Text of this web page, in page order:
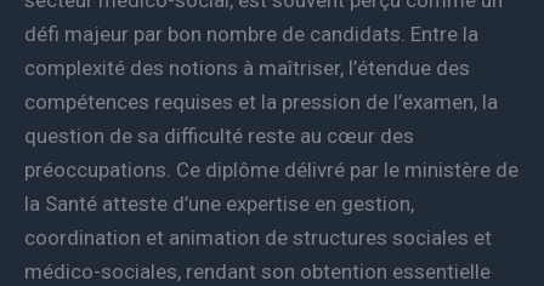
défi majeur par bon nombre de candidats. Entre la
complexité des notions à maîtriser, l’étendue des
compétences requises et la pression de l’examen, la
question de sa difficulté reste au cœur des
préoccupations. Ce diplôme délivré par le ministère de
la Santé atteste d’une expertise en gestion,
coordination et animation de structures sociales et
médico-sociales, rendant son obtention essentielle